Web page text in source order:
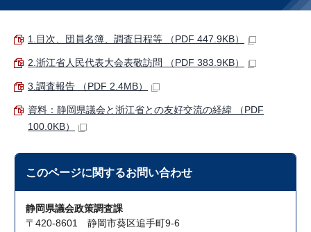
1.目次、団員名簿、調査日程等 （PDF 447.9KB）
2.浙江省人民代表大会表敬訪問 （PDF 383.9KB）
3.調査報告 （PDF 2.4MB）
資料：静岡県議会と浙江省との友好交流の経緯 （PDF
100.0KB）
このページに関するお問い合わせ
静岡県議会政策調査課
〒420-8601 静岡市葵区追手町9-6